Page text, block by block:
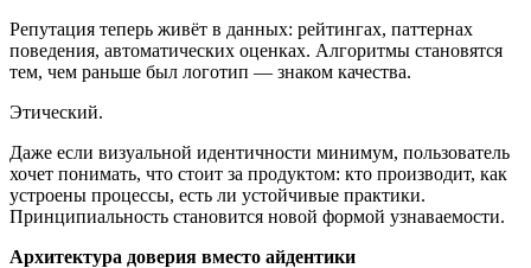
Репутация теперь живёт в данных: рейтингах, паттернах
поведения, автоматических оценках. Алгоритмы становятся
тем, чем раньше был логотип — знаком качества.
Этический.
Даже если визуальной идентичности минимум, пользователь
хочет понимать, что стоит за продуктом: кто производит, как
устроены процессы, есть ли устойчивые практики.
Принципиальность становится новой формой узнаваемости.
Архитектура доверия вместо айдентики